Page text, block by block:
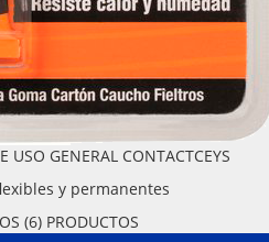
USO GENERAL CONTACTCEYS
y permanentes
(6) PRODUCTOS